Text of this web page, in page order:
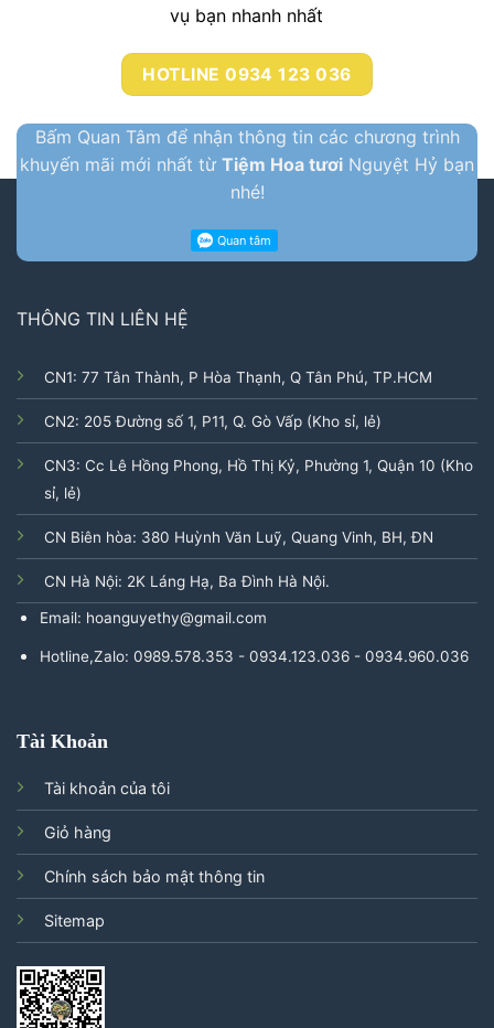
vụ bạn nhanh nhất
HOTLINE 0934 123 036
Bấm Quan Tâm để nhận thông tin các chương trình
khuyến mãi mới nhất từ Tiệm Hoa tươi Nguyệt Hỷ bạn
nhé!
THÔNG TIN LIÊN HỆ
CN1: 77 Tân Thành, P Hòa Thạnh, Q Tân Phú, TP.HCM
CN2: 205 Đường số 1, P11, Q. Gò Vấp (Kho sỉ, lẻ)
CN3: Cc Lê Hồng Phong, Hồ Thị Kỷ, Phường 1, Quận 10 (Kho
sỉ, lẻ)
CN Biên hòa: 380 Huỳnh Văn Luỹ, Quang Vinh, BH, ĐN
CN Hà Nội: 2K Láng Hạ, Ba Đình Hà Nội.
Email: hoanguyethy@gmail.com
Hotline,Zalo: 0989.578.353 - 0934.123.036 - 0934.960.036
Tài Khoản
Tài khoản của tôi
Giỏ hàng
Chính sách bảo mật thông tin
Sitemap